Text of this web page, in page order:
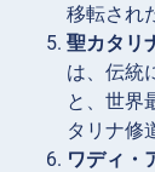
移転され
聖カタリ
は、伝統
と、世界
タリナ修
ワディ・